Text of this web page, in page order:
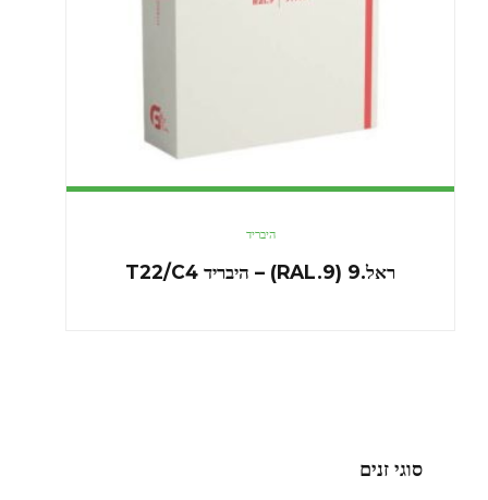
היבריד
ראל.9 (RAL.9) – היבריד T22/C4
סוגי זנים